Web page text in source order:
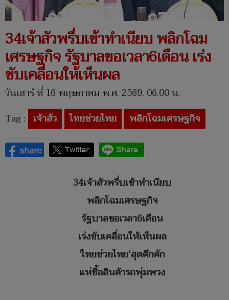
34เจ้าสัวพรึ่บเข้าทำเนียบ พลิกโฉม
เศรษฐกิจ รัฐบาลขอเวลา6เดือน เร่ง
ขับเคลื่อนให้เห็นผล
วันเสาร์ ที่ 16 พฤษภาคม พ.ศ. 2569, 06.00 น.
Tag : เจ้าสัว ไทยช่วยไทย พลิกโฉมเศรษฐกิจ
34เจ้าสัวพรึ่บเข้าทำเนียบ
พลิกโฉมเศรษฐกิจ
รัฐบาลขอเวลา6เดือน
เร่งขับเคลื่อนให้เห็นผล
‘ไทยช่วยไทย’สุดคึกคัก
แห่ซื้อสินค้ารถพุ่มพวง